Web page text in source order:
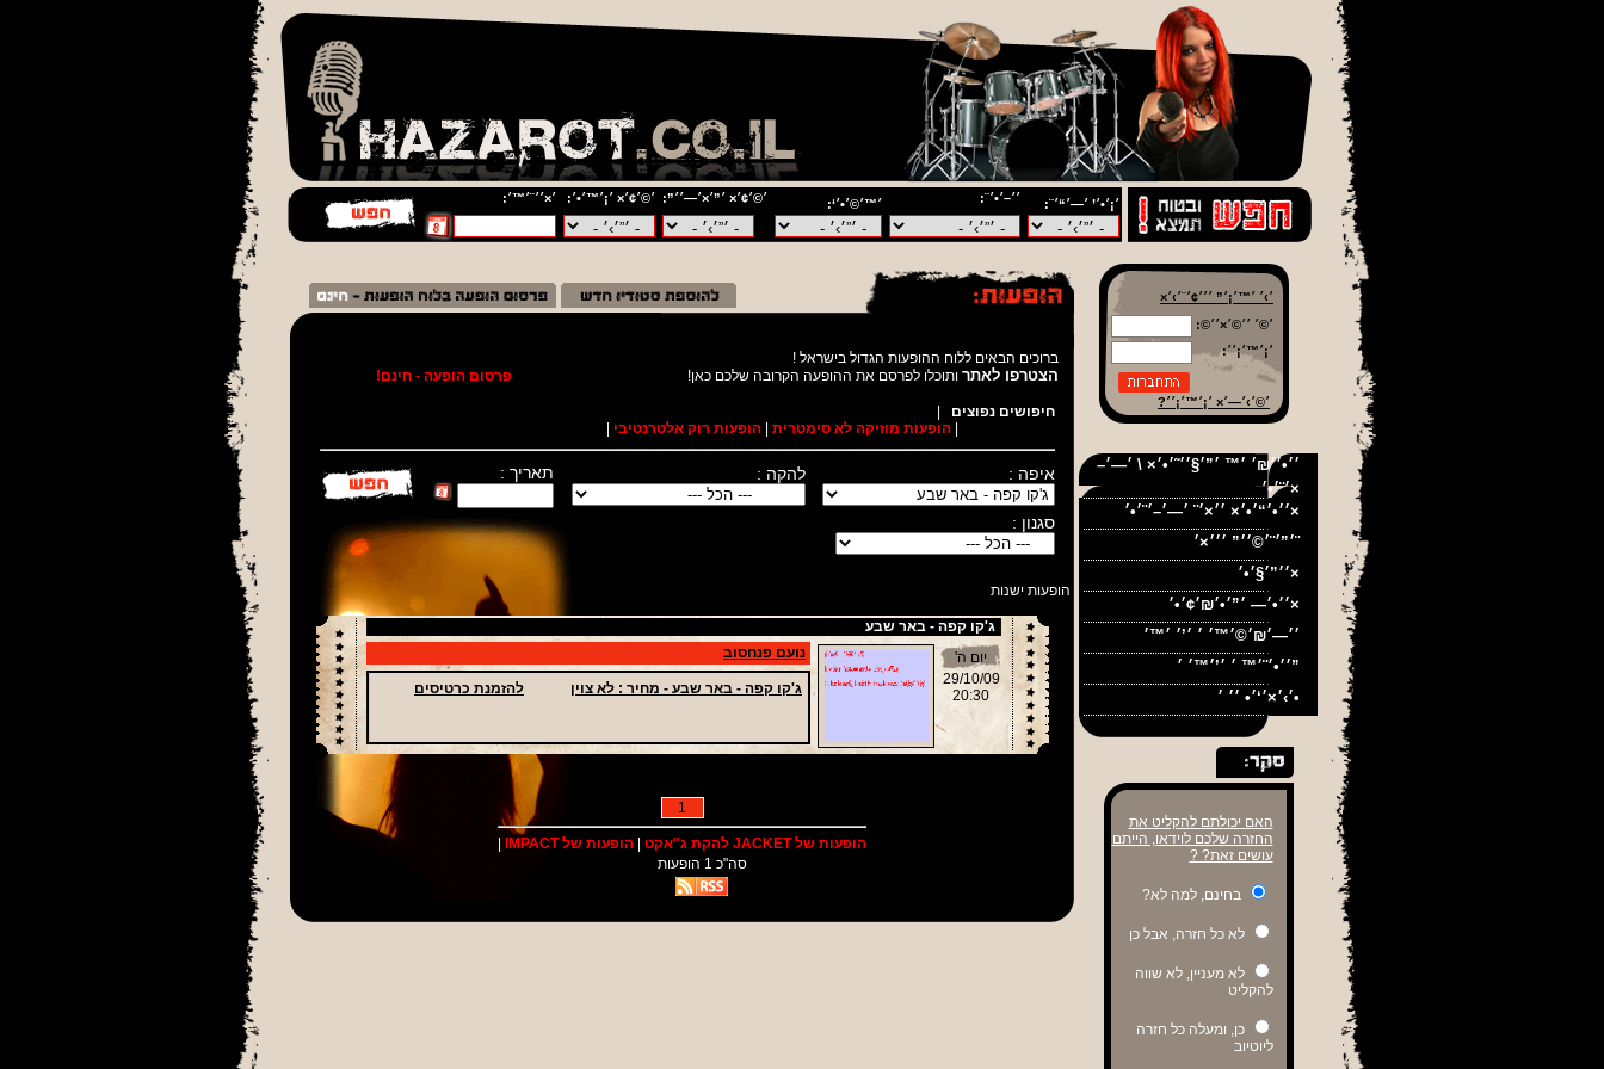
׳×׳׳¨׳™׳: ׳©׳¢׳× ׳¡׳™׳•׳: ׳©׳¢׳× ׳”׳×׳—׳׳”: ׳™׳©׳•׳‘: ׳׳–׳•׳¨: ׳¡׳•׳’ ׳—׳“׳¨:
ברוכים הבאים ללוח ההופעות הגדול בישראל !
הצטרפו לאתר ותוכלו לפרסם את ההופעה הקרובה שלכם כאן! פרסום הופעה - חינם!
חיפושים נפוצים
הופעות מוזיקה לא סימטרית הופעות רוק אלטרנטיבי
איפה : להקה : תאריך :
סגנון :
הופעות ישנות
ג'קו קפה - באר שבע
נועם פנחסוב
ג'קו קפה - באר שבע - מחיר : לא צוין להזמנת כרטיסים
יום ה'
29/10/09
20:30
1
הופעות של JACKET להקת ג"אקט הופעות של IMPACT
סה"כ 1 הופעות
׳›׳ ׳™׳¡׳” ׳׳׳¢׳¨׳›׳×
׳©׳ ׳׳©׳×׳׳©:
׳¡׳™׳¡׳׳:
׳©׳›׳—׳× ׳¡׳™׳¡׳׳?
׳׳•׳׳₪׳ ׳™ ׳”׳§׳׳˜׳•׳× \ ׳—׳–
׳¨׳•׳×
׳׳•׳“׳•׳× ׳׳×׳¨ ׳—׳–׳¨׳•׳×
׳”׳¨׳©׳׳” ׳׳׳×׳¨
׳׳”׳§׳•׳×
׳׳•׳— ׳”׳•׳₪׳¢׳•׳×
׳׳•׳¨׳™ ׳ ׳’׳™׳ ׳”
׳›׳×׳‘׳• ׳׳ ׳•
האם יכולתם להקליט את
החזרה שלכם לוידאו, הייתם
עושים זאת? ?
בחינם, למה לא?
לא כל חזרה, אבל כן
לא מעניין, לא שווה
להקליט
כן, ומעלה כל חזרה
ליוטיוב